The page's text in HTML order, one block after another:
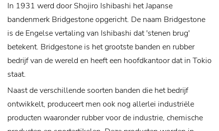
In 1931 werd door Shojiro Ishibashi het Japanse
bandenmerk Bridgestone opgericht. De naam Bridgestone
is de Engelse vertaling van Ishibashi dat 'stenen brug'
betekent. Bridgestone is het grootste banden en rubber
bedrijf van de wereld en heeft een hoofdkantoor dat in Tokio
staat.
Naast de verschillende soorten banden die het bedrijf
ontwikkelt, produceert men ook nog allerlei industriële
producten waaronder rubber voor de industrie, chemische